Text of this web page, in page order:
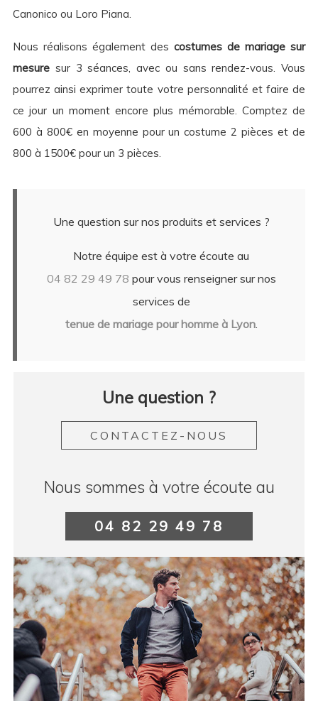
Canonico ou Loro Piana.
Nous réalisons également des costumes de mariage sur
mesure sur 3 séances, avec ou sans rendez-vous. Vous
pourrez ainsi exprimer toute votre personnalité et faire de
ce jour un moment encore plus mémorable. Comptez de
600 à 800€ en moyenne pour un costume 2 pièces et de
800 à 1500€ pour un 3 pièces.
Une question sur nos produits et services ?
Notre équipe est à votre écoute au
04 82 29 49 78 pour vous renseigner sur nos
services de
tenue de mariage pour homme à Lyon.
Une question ?
CONTACTEZ-NOUS
Nous sommes à votre écoute au
04 82 29 49 78